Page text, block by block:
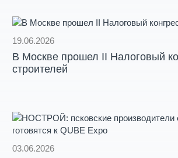
19.06.2026
В Москве прошел II Налоговый
строителей
03.06.2026